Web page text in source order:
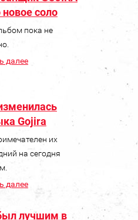
новое соло
пока не
далее
Gojira
их
на сегодня
далее
лучшим в